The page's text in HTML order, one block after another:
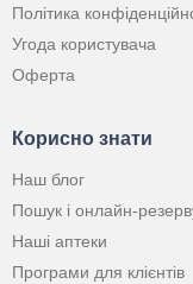
Політика
Угода користувача
Оферта
Корисно знати
Наш блог
Пошук і онлайн-
Наші аптеки
Програми для клієнтів